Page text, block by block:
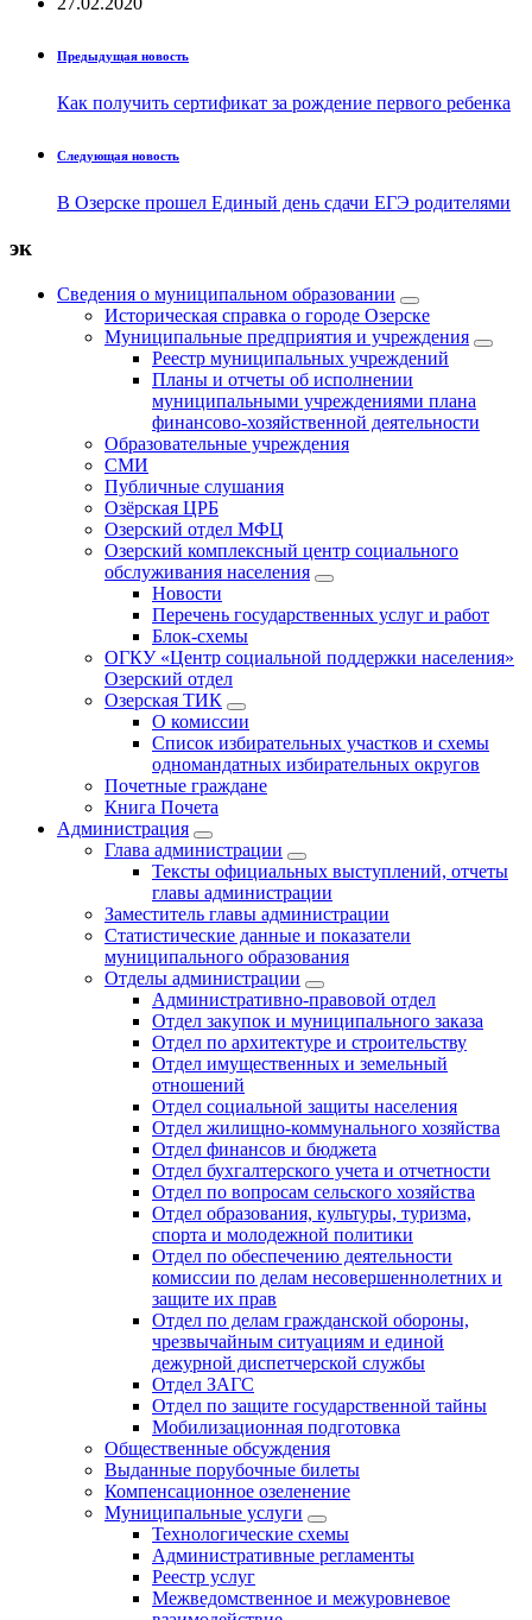
Предыдущая новость
Как получить сертификат за рождение первого ребенка
Следующая новость
В Озерске прошел Единый день сдачи ЕГЭ родителями
эк
Сведения о муниципальном образовании
Историческая справка о городе Озерске
Муниципальные предприятия и учреждения
Реестр муниципальных учреждений
Планы и отчеты об исполнении
муниципальными учреждениями плана
финансово-хозяйственной деятельности
Образовательные учреждения
СМИ
Публичные слушания
Озёрская ЦРБ
Озерский отдел МФЦ
Озерский комплексный центр социального
обслуживания населения
Новости
Перечень государственных услуг и работ
Блок-схемы
ОГКУ «Центр социальной поддержки населения»
Озерский отдел
Озерская ТИК
О комиссии
Список избирательных участков и схемы
одномандатных избирательных округов
Почетные граждане
Книга Почета
Администрация
Глава администрации
Тексты официальных выступлений, отчеты
главы администрации
Заместитель главы администрации
Статистические данные и показатели
муниципального образования
Отделы администрации
Административно-правовой отдел
Отдел закупок и муниципального заказа
Отдел по архитектуре и строительству
Отдел имущественных и земельный
отношений
Отдел социальной защиты населения
Отдел жилищно-коммунального хозяйства
Отдел финансов и бюджета
Отдел бухгалтерского учета и отчетности
Отдел по вопросам сельского хозяйства
Отдел образования, культуры, туризма,
спорта и молодежной политики
Отдел по обеспечению деятельности
комиссии по делам несовершеннолетних и
защите их прав
Отдел по делам гражданской обороны,
чрезвычайным ситуациям и единой
дежурной диспетчерской службы
Отдел ЗАГС
Отдел по защите государственной тайны
Мобилизационная подготовка
Общественные обсуждения
Выданные порубочные билеты
Компенсационное озеленение
Муниципальные услуги
Технологические схемы
Административные регламенты
Реестр услуг
Межведомственное и межуровневое